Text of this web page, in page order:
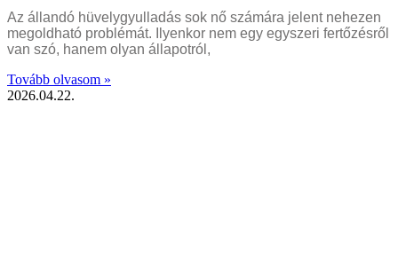
Az állandó hüvelygyulladás sok nő számára jelent nehezen
megoldható problémát. Ilyenkor nem egy egyszeri fertőzésről
van szó, hanem olyan állapotról,
Tovább olvasom »
2026.04.22.